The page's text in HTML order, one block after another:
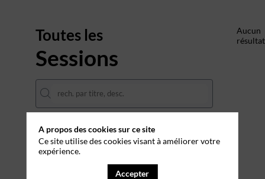
Toutes les
Sessions
DATES
THÈMATIQUES
Aucun
résultat
A propos des cookies sur ce site
Ce site utilise des cookies visant à améliorer votre
expérience.
Accepter